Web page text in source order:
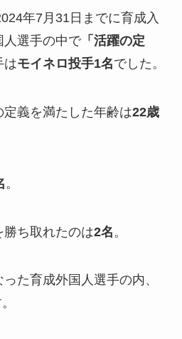
年7月31日までに育成入
人選手の中で「活躍の定
はモイネロ投手1名でした。
義を満たした年齢は22歳
。
ち取れたのは2名 。
た育成外国人選手の内、